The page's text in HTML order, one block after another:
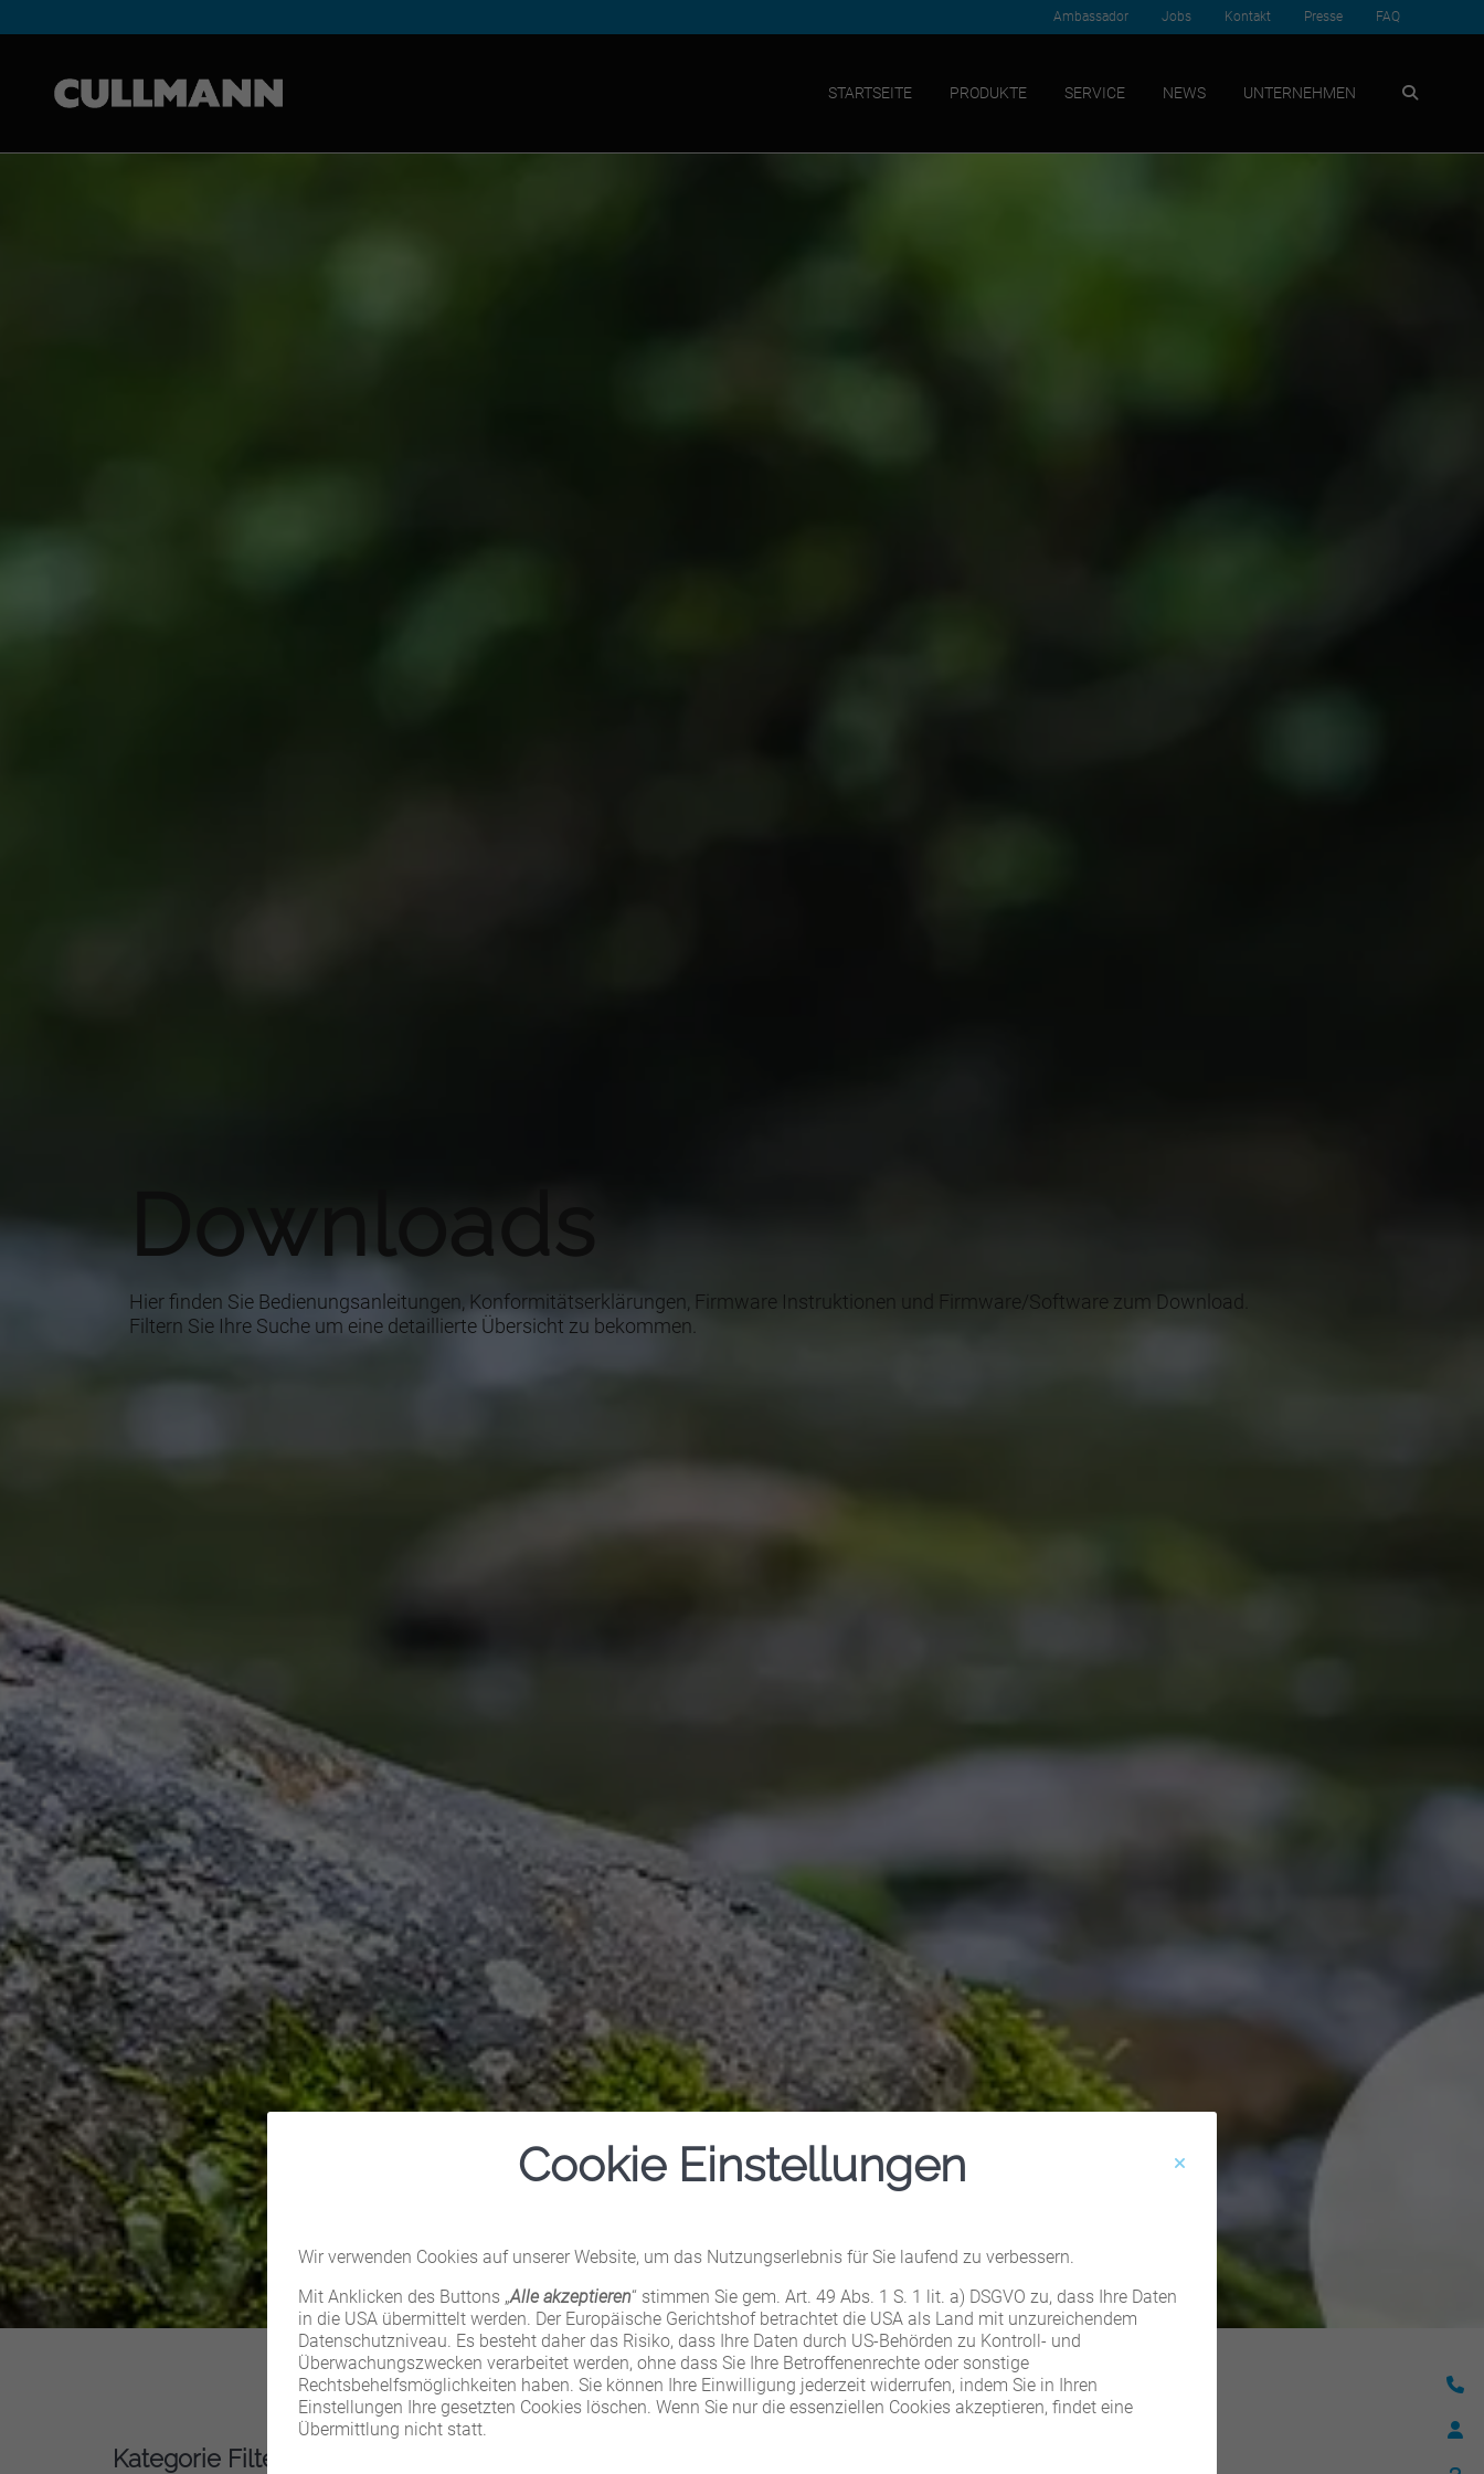
Ambassador Jobs Kontakt Presse FAQ
STARTSEITE PRODUKTE SERVICE NEWS UNTERNEHMEN
Downloads
Hier finden Sie Bedienungsanleitungen, Konformitätserklärungen, Firmware Instruktionen und Firmware/Software zum Download.
Filtern Sie Ihre Suche um eine detaillierte Übersicht zu bekommen.
Kategorie Filter
Cookie Einstellungen
Wir verwenden Cookies auf unserer Website, um das Nutzungserlebnis für Sie laufend zu verbessern.
Mit Anklicken des Buttons „Alle akzeptieren“ stimmen Sie gem. Art. 49 Abs. 1 S. 1 lit. a) DSGVO zu, dass Ihre Daten
in die USA übermittelt werden. Der Europäische Gerichtshof betrachtet die USA als Land mit unzureichendem
Datenschutzniveau. Es besteht daher das Risiko, dass Ihre Daten durch US-Behörden zu Kontroll- und
Überwachungszwecken verarbeitet werden, ohne dass Sie Ihre Betroffenenrechte oder sonstige
Rechtsbehelfsmöglichkeiten haben. Sie können Ihre Einwilligung jederzeit widerrufen, indem Sie in Ihren
Einstellungen Ihre gesetzten Cookies löschen. Wenn Sie nur die essenziellen Cookies akzeptieren, findet eine
Übermittlung nicht statt.